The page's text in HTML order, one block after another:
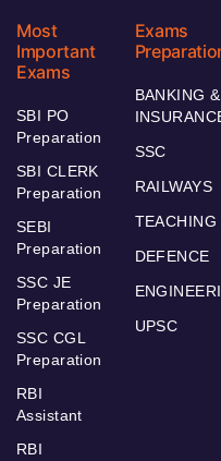
Most
Important
Exams
SBI PO
Preparation
SBI CLERK
Preparation
SEBI
Preparation
SSC JE
Preparation
SSC CGL
Preparation
RBI
Assistant
RBI
Exams
BANKING &
SSC
RAILWAYS
TEACHING
DEFENCE
UPSC